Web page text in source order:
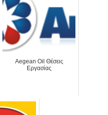
Aegean Oil Θέσεις
Εργασίας